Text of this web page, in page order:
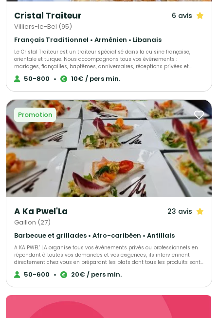
Cristal Traiteur 6 avis
Villiers-le-Bel (95)
Français Traditionnel • Arménien • Libanais
Le Cristal Traiteur est un traiteur spécialisé dans la cuisine française,
orientale et turque. Nous accompagnons tous vos événements :
mariages, fiançailles, baptêmes, anniversaires, réceptions privées et
professionnelles. Nous proposons des buffets, cocktails, salades, plats
variés, plateaux de fruits, buffets sucrés, pièces montées, boissons ainsi
inoubliables.
50-800 • 10€ / pers min.
Promotion
A Ka Pwel'La 23 avis
Gaillon (27)
Barbecue et grillades • Afro-caribéen • Antillais
A KA PWEL' LA organise tous vos événements privés ou professionnels en
répondant à toutes vos demandes et vos exigences, ils interviennent
directement chez vous en préparant les plats dont tous les produits sont
frais et antillais. Tout est personnalisable et ajustable selon vos envies.
50-600 • 20€ / pers min.